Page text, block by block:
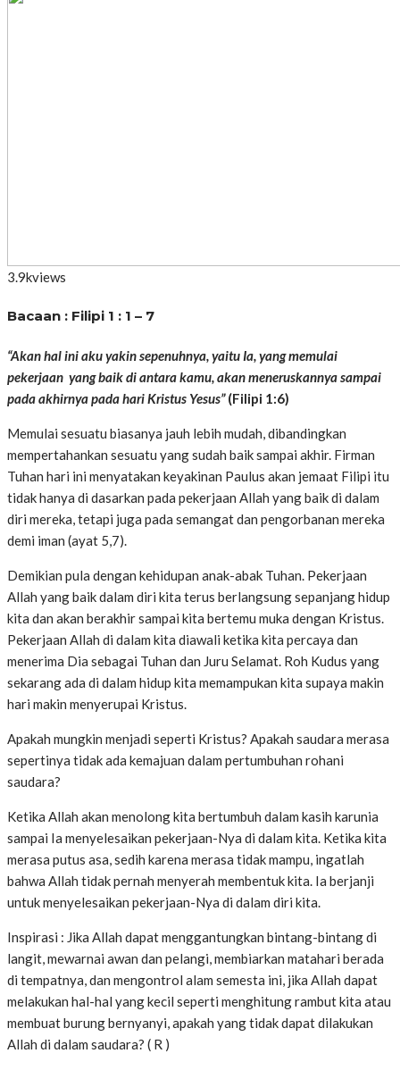
3.9kviews
Bacaan : Filipi 1 : 1 – 7
“Akan hal ini aku yakin sepenuhnya, yaitu Ia, yang memulai
pekerjaan yang baik di antara kamu, akan meneruskannya sampai
pada akhirnya pada hari Kristus Yesus”(Filipi 1:6)
Memulai sesuatu biasanya jauh lebih mudah, dibandingkan
mempertahankan sesuatu yang sudah baik sampai akhir. Firman
Tuhan hari ini menyatakan keyakinan Paulus akan jemaat Filipi itu
tidak hanya di dasarkan pada pekerjaan Allah yang baik di dalam
diri mereka, tetapi juga pada semangat dan pengorbanan mereka
demi iman (ayat 5,7).
Demikian pula dengan kehidupan anak-abak Tuhan. Pekerjaan
Allah yang baik dalam diri kita terus berlangsung sepanjang hidup
kita dan akan berakhir sampai kita bertemu muka dengan Kristus.
Pekerjaan Allah di dalam kita diawali ketika kita percaya dan
menerima Dia sebagai Tuhan dan Juru Selamat. Roh Kudus yang
sekarang ada di dalam hidup kita memampukan kita supaya makin
hari makin menyerupai Kristus.
Apakah mungkin menjadi seperti Kristus? Apakah saudara merasa
sepertinya tidak ada kemajuan dalam pertumbuhan rohani
saudara?
Ketika Allah akan menolong kita bertumbuh dalam kasih karunia
sampai Ia menyelesaikan pekerjaan-Nya di dalam kita. Ketika kita
merasa putus asa, sedih karena merasa tidak mampu, ingatlah
bahwa Allah tidak pernah menyerah membentuk kita. Ia berjanji
untuk menyelesaikan pekerjaan-Nya di dalam diri kita.
Inspirasi : Jika Allah dapat menggantungkan bintang-bintang di
langit, mewarnai awan dan pelangi, membiarkan matahari berada
di tempatnya, dan mengontrol alam semesta ini, jika Allah dapat
melakukan hal-hal yang kecil seperti menghitung rambut kita atau
membuat burung bernyanyi, apakah yang tidak dapat dilakukan
Allah di dalam saudara? ( R )